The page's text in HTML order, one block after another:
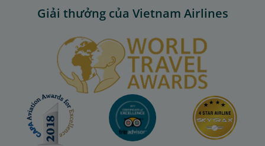
Giải thưởng của Vietnam Airlines